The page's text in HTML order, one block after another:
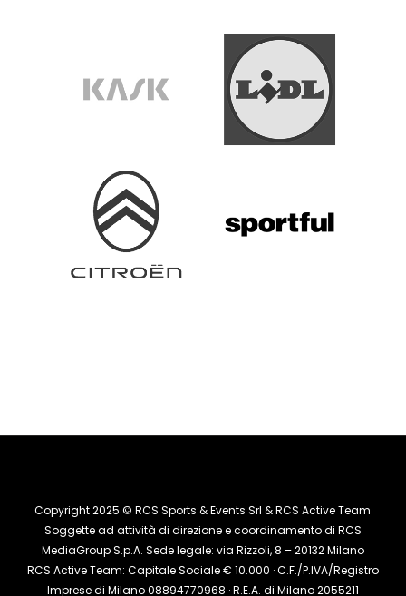
Copyright 2025 © RCS Sports & Events Srl & RCS Active Team
Soggette ad attività di direzione e coordinamento di RCS
MediaGroup S.p.A. Sede legale: via Rizzoli, 8 – 20132 Milano
RCS Active Team: Capitale Sociale € 10.000 · C.F./P.IVA/Registro
Imprese di Milano 08894770968 · R.E.A. di Milano 2055211